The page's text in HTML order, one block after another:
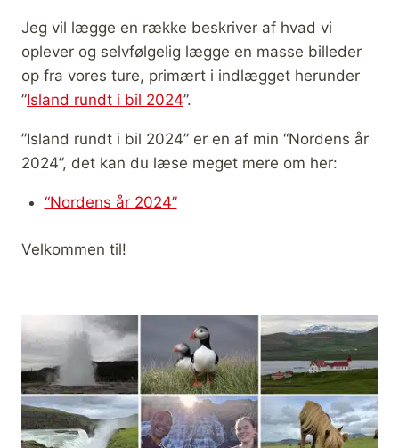
Jeg vil lægge en række beskriver af hvad vi
oplever og selvfølgelig lægge en masse billeder
op fra vores ture, primært i indlægget herunder
”Island rundt i bil 2024”.
”Island rundt i bil 2024” er en af min “Nordens år
2024”, det kan du læse meget mere om her:
“Nordens år 2024”
Velkommen til!